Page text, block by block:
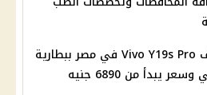
طرح هاتف Vivo Y19s Pro في مصر ببطارية